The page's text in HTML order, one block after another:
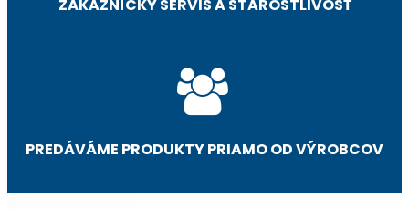
ZÁKAZNÍCKY SERVIS A STAROSTLIVOSŤ
PREDÁVÁME PRODUKTY PRIAMO OD VÝROBCOV